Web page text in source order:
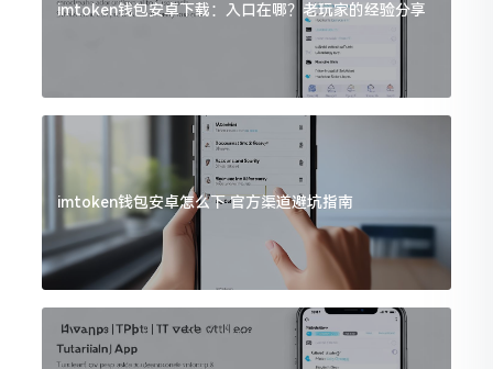
imtoken钱包安卓下载：入口在哪？老玩家的经验分享
imtoken钱包安卓怎么下 官方渠道避坑指南